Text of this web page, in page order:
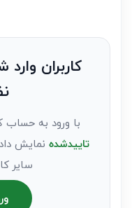
نظر
کاربران
با ورود به حساب
تاییدشده نمایش
سایر